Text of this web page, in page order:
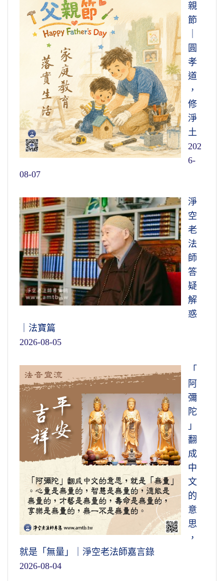
親
節
圓
孝
道
，
修
淨
土
202
6-
08-07
淨
空
老
法
師
答
疑
解
惑
｜法寶篇
2026-08-05
「
阿
彌
陀
」
翻
成
中
文
的
意
思
，
就是「無量」｜淨空老法師嘉言錄
2026-08-04